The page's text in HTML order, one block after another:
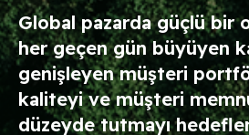
Global pazarda güçlü bir
her geçen gün büyüyen
genişleyen müşteri
kaliteyi ve müşteri
düzeyde tutmayı